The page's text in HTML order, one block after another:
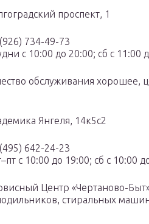
проспект, 1
734-49-73
с 10:00 до 20:00; сб с 11:00
обслуживания хорошее,
Янгеля, 14к5с2
642-24-23
с 10:00 до 19:00; сб с 10:00
Центр «Чертаново-
стиральных